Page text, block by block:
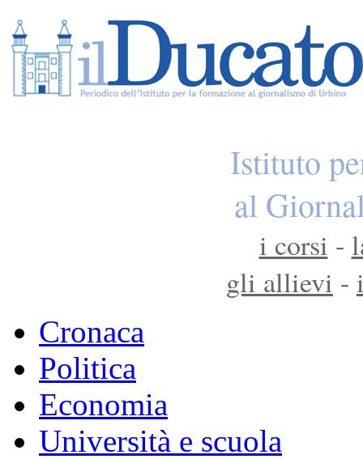
Istituto
al
i corsi -
gli allievi -
Cronaca
Politica
Economia
Università e scuola